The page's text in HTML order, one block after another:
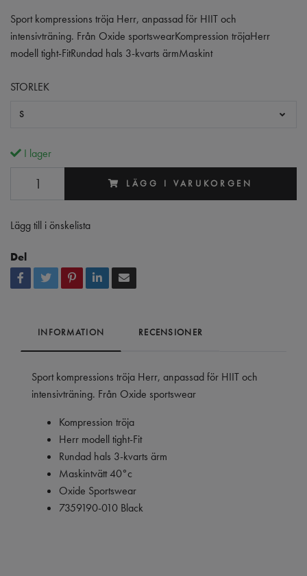
Sport kompressions tröja Herr, anpassad för HIIT och
intensivträning. Från Oxide sportswearKompression tröjaHerr
modell tight-FitRundad hals 3-kvarts ärmMaskint
STORLEK
S
I lager
LÄGG I VARUKORGEN
Lägg till i önskelista
Del
INFORMATION RECENSIONER
Sport kompressions tröja Herr, anpassad för HIIT och
intensivträning. Från Oxide sportswear
Kompression tröja
Herr modell tight-Fit
Rundad hals 3-kvarts ärm
Maskintvätt 40°c
Oxide Sportswear
7359190-010 Black